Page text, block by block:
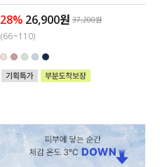
28% 26,900원 37,200원
(66~110)